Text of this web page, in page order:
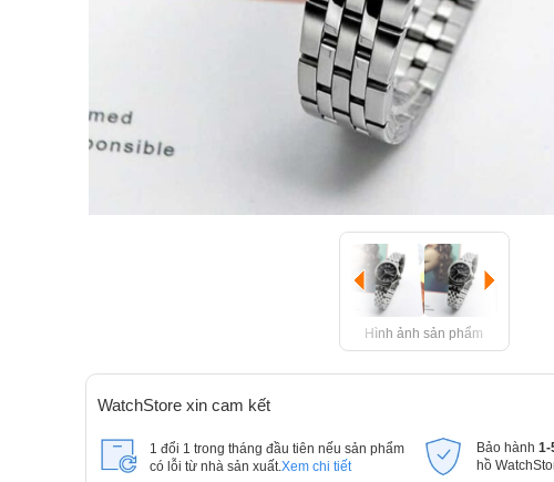
Hình ảnh sản phẩm
WatchStore xin cam kết
1 đổi 1 trong tháng đầu tiên nếu sản phẩm
có lỗi từ nhà sản xuất. Xem chi tiết
Bảo hành 1-
hồ